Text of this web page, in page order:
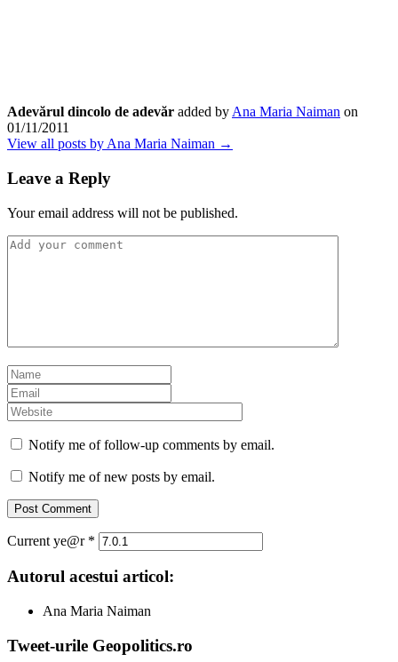
Adevărul dincolo de adevăr added by Ana Maria Naiman on
01/11/2011
View all posts by Ana Maria Naiman →
Leave a Reply
Your email address will not be published.
Notify me of follow-up comments by email.
Notify me of new posts by email.
Current ye@r *
Autorul acestui articol:
Ana Maria Naiman
Tweet-urile Geopolitics.ro